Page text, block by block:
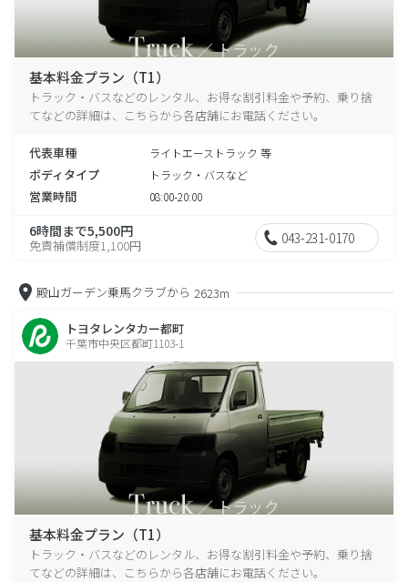
基本料金プラン（T1）
トラック・バスなどのレンタル、お得な割引料金や予約、乗り捨
てなどの詳細は、こちらから各店舗にお電話ください。
代表車種 ライトエーストラック 等
ボディタイプ トラック・バスなど
営業時間 08:00-20:00
6時間まで5,500円
免責補償制度1,100円 043-231-0170
殿山ガーデン乗馬クラブから 2623m
トヨタレンタカー都町
千葉市中央区都町1103-1
基本料金プラン（T1）
トラック・バスなどのレンタル、お得な割引料金や予約、乗り捨
てなどの詳細は、こちらから各店舗にお電話ください。